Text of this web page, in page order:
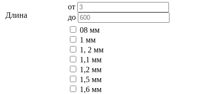
Длина
от
до
08 мм
1 мм
1, 2 мм
1,1 мм
1,2 мм
1,5 мм
1,6 мм